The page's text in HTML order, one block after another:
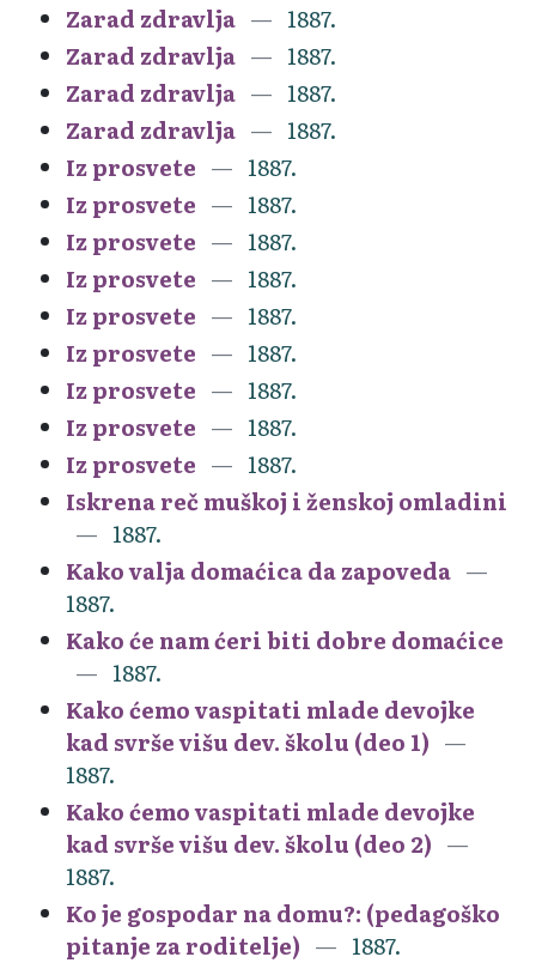
Zarad zdravlja
1887.
Zarad zdravlja
1887.
Zarad zdravlja
1887.
Zarad zdravlja
1887.
Iz prosvete
1887.
Iz prosvete
1887.
Iz prosvete
1887.
Iz prosvete
1887.
Iz prosvete
1887.
Iz prosvete
1887.
Iz prosvete
1887.
Iz prosvete
1887.
Iz prosvete
1887.
Iskrena reč muškoj i ženskoj omladini
1887.
Kako valja domaćica da zapoveda
1887.
Kako će nam ćeri biti dobre domaćice
1887.
Kako ćemo vaspitati mlade devojke
kad svrše višu dev. školu (deo 1)
1887.
Kako ćemo vaspitati mlade devojke
kad svrše višu dev. školu (deo 2)
1887.
Ko je gospodar na domu?: (pedagoško
pitanje za roditelje)
1887.